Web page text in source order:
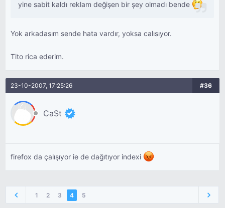
yine sabit kaldı reklam değişen bir şey olmadı bende
Yok arkadasım sende hata vardır, yoksa calısıyor.
Tito rica ederim.
23-10-2007, 17:25:26 #36
CaSt
firefox da çalışıyor ie de dağıtıyor indexi
1 2 3 4 5